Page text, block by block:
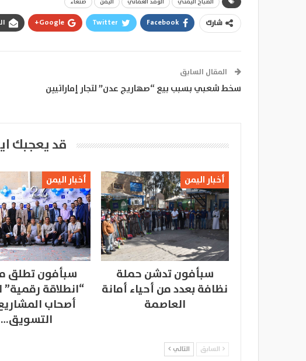
شارك Facebook
Twitter
Google+
المقال السابق
سخط شعبي بسبب بيع “صهاريج عدن” لتجار إماراتيين
قد يعجبك
أخبار اليمن
سبأفون تدشن حملة
نظافة بعدد من أحياء أمانة
العاصمة
أخبار اليمن
سبأفون تطلق
“انطلاقة رقمية”
أصحاب
التسويق…
السابق التالي